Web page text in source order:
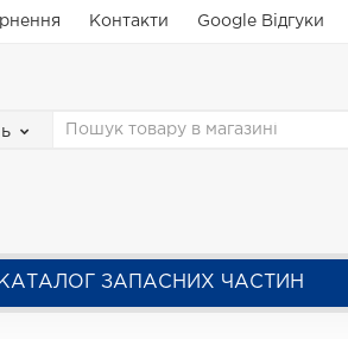
Контакти Google Відгуки
ЗАПАСНИХ ЧАСТИН